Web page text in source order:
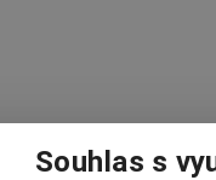
Souhlas s